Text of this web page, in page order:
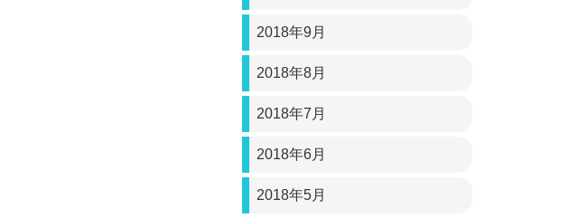
2018年9月
2018年8月
2018年7月
2018年6月
2018年5月